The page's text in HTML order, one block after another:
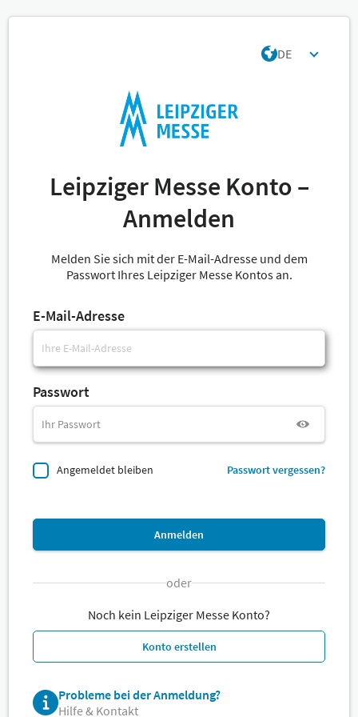
DE
Leipziger Messe Konto –
Anmelden
Melden Sie sich mit der E-Mail-Adresse und dem
Passwort Ihres Leipziger Messe Kontos an.
E-Mail-Adresse
Passwort
Angemeldet bleiben Passwort vergessen?
Anmelden
oder
Noch kein Leipziger Messe Konto?
Konto erstellen
Probleme bei der Anmeldung?
Hilfe & Kontakt